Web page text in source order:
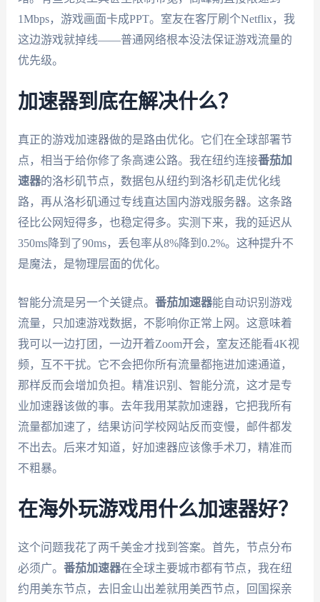
1Mbps，游戏画面卡成PPT。室友在客厅刷个Netflix，我
这边游戏就掉线——普通网络根本没法保证游戏流量的
优先级。
加速器到底在解决什么？
真正的游戏加速器做的是路由优化。它们在全球部署节
点，相当于给你修了条高速公路。我在纽约连接番茄加
速器的洛杉矶节点，数据包从纽约到洛杉矶走优化线
路，再从洛杉矶通过专线直达国内游戏服务器。这条路
径比公网短得多，也稳定得多。实测下来，我的延迟从
350ms降到了90ms，丢包率从8%降到0.2%。这种提升不
是魔法，是物理层面的优化。
智能分流是另一个关键点。 番茄加速器能自动识别游戏
流量，只加速游戏数据，不影响你正常上网。这意味着
我可以一边打团，一边开着Zoom开会，室友还能看4K视
频，互不干扰。它不会把你所有流量都拖进加速通道，
那样反而会增加负担。精准识别、智能分流，这才是专
业加速器该做的事。去年我用某款加速器，它把我所有
流量都加速了，结果访问学校网站反而变慢，邮件都发
不出去。后来才知道，好加速器应该像手术刀，精准而
不粗暴。
在海外玩游戏用什么加速器好？
这个问题我花了两千美金才找到答案。首先，节点分布
必须广。 番茄加速器在全球主要城市都有节点，我在纽
约用美东节点，去旧金山出差就用美西节点，回国探亲